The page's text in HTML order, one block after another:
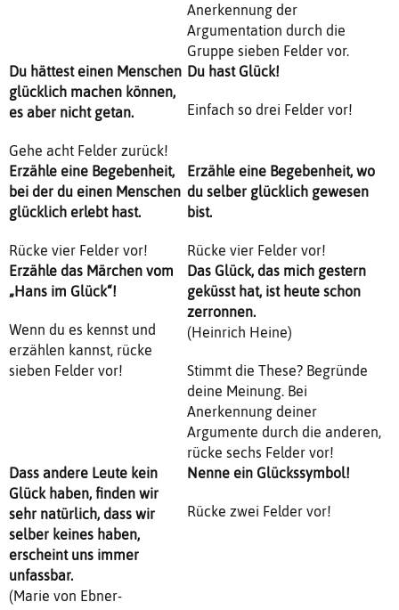
Anerkennung der
Argumentation durch die
Gruppe sieben Felder vor.
Du hättest einen Menschen
glücklich machen können,
es aber nicht getan.
Gehe acht Felder zurück!
Du hast Glück!
Einfach so drei Felder vor!
Erzähle eine Begebenheit,
bei der du einen Menschen
glücklich erlebt hast.
Rücke vier Felder vor!
Erzähle eine Begebenheit, wo
du selber glücklich gewesen
bist.
Rücke vier Felder vor!
Erzähle das Märchen vom
„Hans im Glück“!
Wenn du es kennst und
erzählen kannst, rücke
sieben Felder vor!
Das Glück, das mich gestern
geküsst hat, ist heute schon
zerronnen.
(Heinrich Heine)
Stimmt die These? Begründe
deine Meinung. Bei
Anerkennung deiner
Argumente durch die anderen,
rücke sechs Felder vor!
Dass andere Leute kein
Glück haben, finden wir
sehr natürlich, dass wir
selber keines haben,
erscheint uns immer
unfassbar.
(Marie von Ebner-
Nenne ein Glückssymbol!
Rücke zwei Felder vor!